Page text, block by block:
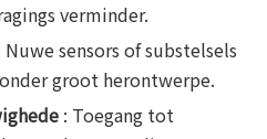
verminder.
Nuwe sensors of substelsels
groot herontwerpe.
: Toegang tot